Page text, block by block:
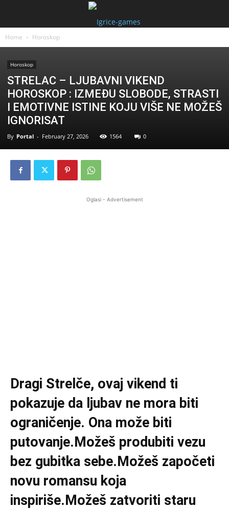
Home Horoskop
Horoskop
STRELAC – LJUBAVNI VIKEND
HOROSKOP : IZMEĐU SLOBODE, STRASTI
I EMOTIVNE ISTINE KOJU VIŠE NE MOŽEŠ
IGNORISAT
By Portal - February 27, 2026 1564 0
Oglasi - Advertisement
Dragi Strelče, ovaj vikend ti
pokazuje da ljubav ne mora biti
ograničenje. Ona može biti
putovanje.Možeš produbiti vezu
bez gubitka sebe.Možeš započeti
novu romansu koja
inspiriše.Možeš zatvoriti staru